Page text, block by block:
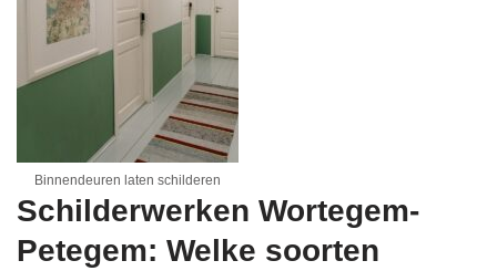
Binnendeuren laten schilderen
Schilderwerken Wortegem-
Petegem: Welke soorten